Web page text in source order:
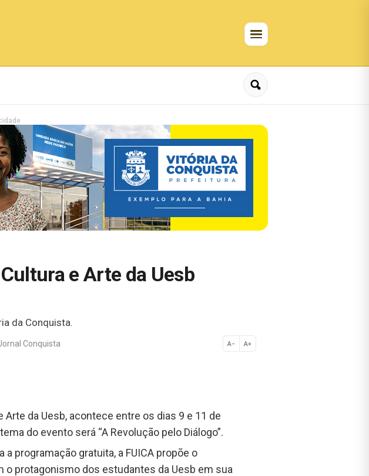
e Arte da Uesb
da Conquista.
Conquista A− A+
Normal
da Uesb, acontece entre os dias 9 e 11 de
do evento será “A Revolução pelo Diálogo”.
programação gratuita, a FUICA propõe o
protagonismo dos estudantes da Uesb em sua